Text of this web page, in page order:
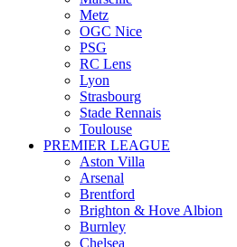
Metz
OGC Nice
PSG
RC Lens
Lyon
Strasbourg
Stade Rennais
Toulouse
PREMIER LEAGUE
Aston Villa
Arsenal
Brentford
Brighton & Hove Albion
Burnley
Chelsea